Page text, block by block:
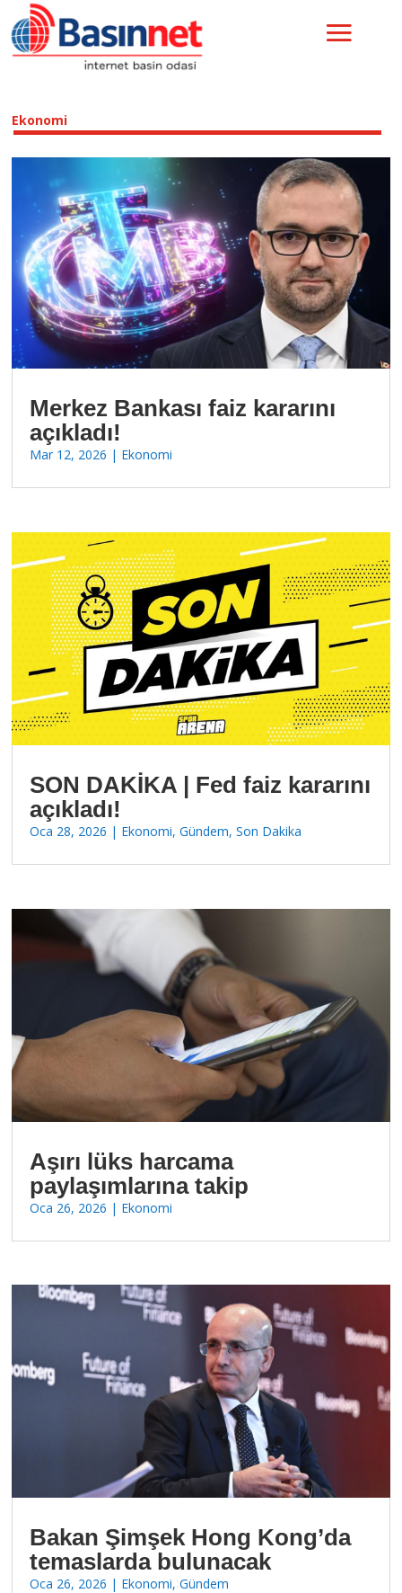
Ekonomi
Merkez Bankası faiz kararını
açıkladı!
Mar 12, 2026 | Ekonomi
SON DAKİKA | Fed faiz kararını
açıkladı!
Oca 28, 2026 | Ekonomi,Gündem,Son Dakika
Aşırı lüks harcama
paylaşımlarına takip
Oca 26, 2026 | Ekonomi
Bakan Şimşek Hong Kong’da
temaslarda bulunacak
Oca 26, 2026 | Ekonomi,Gündem